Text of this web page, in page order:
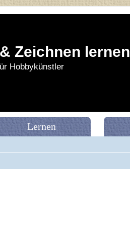
Zeichnen lernen
Hobbykünstler
Lernen